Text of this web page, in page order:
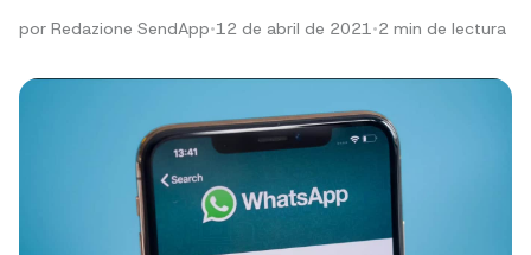
por Redazione SendApp•12 de abril de 2021•2 min de lectura